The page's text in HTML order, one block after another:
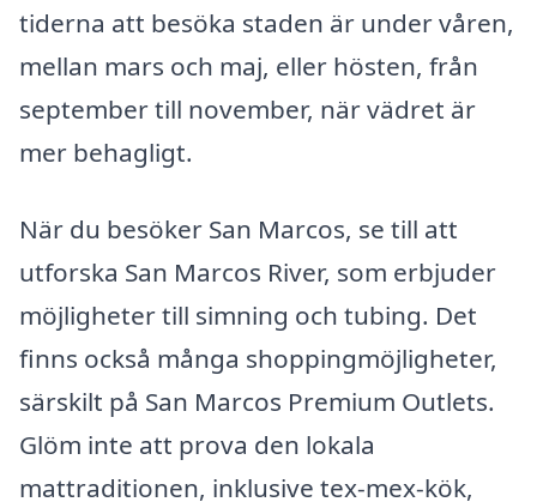
tiderna att besöka staden är under våren,
mellan mars och maj, eller hösten, från
september till november, när vädret är
mer behagligt.
När du besöker San Marcos, se till att
utforska San Marcos River, som erbjuder
möjligheter till simning och tubing. Det
finns också många shoppingmöjligheter,
särskilt på San Marcos Premium Outlets.
Glöm inte att prova den lokala
mattraditionen, inklusive tex-mex-kök,